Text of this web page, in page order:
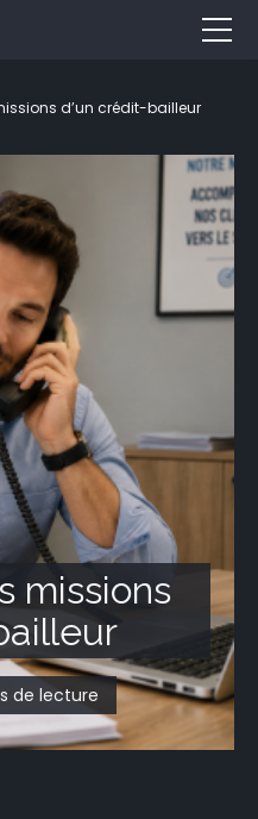
missions
de lecture
d’un crédit-bailleur